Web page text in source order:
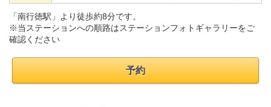
「南行徳駅」より徒歩約8分です。
※当ステーションへの順路はステーションフォトギャラリーをご
確認ください
予約